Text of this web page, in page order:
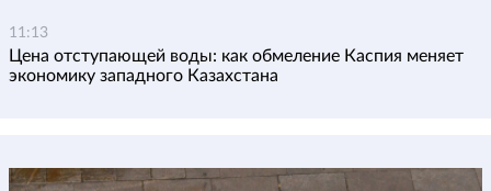
11:13
Цена отступающей воды: как обмеление Каспия меняет
экономику западного Казахстана